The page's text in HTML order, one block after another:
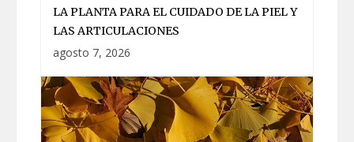
LA PLANTA PARA EL CUIDADO DE LA PIEL Y
LAS ARTICULACIONES
agosto 7, 2026